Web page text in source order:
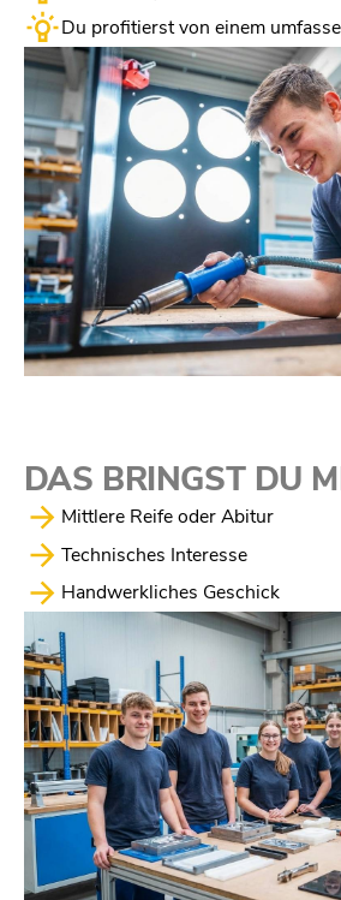
Du profitierst von einem
DAS BRINGST DU
Mittlere Reife oder Abitur
Technisches Interesse
Handwerkliches Geschick